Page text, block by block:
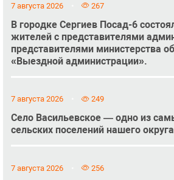
7 августа 2026 267
В городке Сергиев Посад-6
жителей с представителями
представителями министерства
«Выездной администрации».
7 августа 2026 249
Село Васильевское — одно из
сельских поселений нашего
7 августа 2026 256